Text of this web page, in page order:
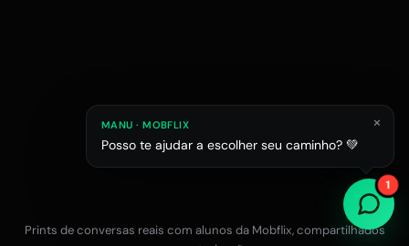
Júlia L.
Raphael M.
Estagiário em
Prints de conversas reais com alunos da Mobflix, compartilhados
12x R$47
1
MANU · MOBFLIX
Posso te ajudar a escolher seu caminho? 💚
×
Falar com a equipe no WhatsApp